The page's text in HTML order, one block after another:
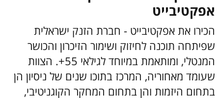
אפקטיבייט
הכירו את אפקטיבייט - חברת הזנק ישראלית
שפיתחה תוכנה לחיזוק ושימור הזיכרון והכושר
המנטלי, ומותאמת במיוחד לגילאי 55+. הצוות
שעומד מאחוריה, המרכז בתוכו שנים של ניסיון הן
בתחום היזמות והן בתחום המחקר הקוגניטיבי,